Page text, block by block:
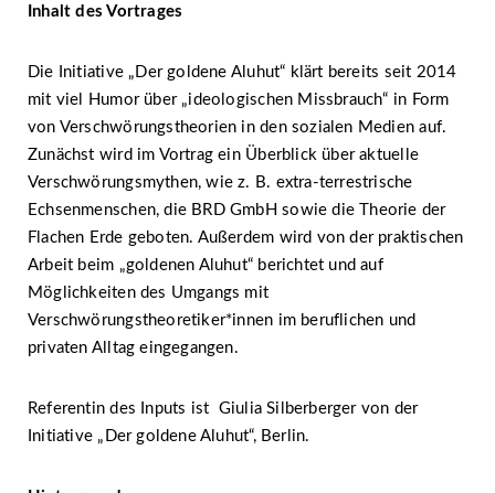
Inhalt des Vortrages
Die Initiative „Der goldene Aluhut“ klärt bereits seit 2014
mit viel Humor über „ideologischen Missbrauch“ in Form
von Verschwörungstheorien in den sozialen Medien auf.
Zunächst wird im Vortrag ein Überblick über aktuelle
Verschwörungsmythen, wie z. B. extra-terrestrische
Echsenmenschen, die BRD GmbH sowie die Theorie der
Flachen Erde geboten. Außerdem wird von der praktischen
Arbeit beim „goldenen Aluhut“ berichtet und auf
Möglichkeiten des Umgangs mit
Verschwörungstheoretiker*innen im beruflichen und
privaten Alltag eingegangen.
Referentin des Inputs ist Giulia Silberberger von der
Initiative „Der goldene Aluhut“, Berlin.